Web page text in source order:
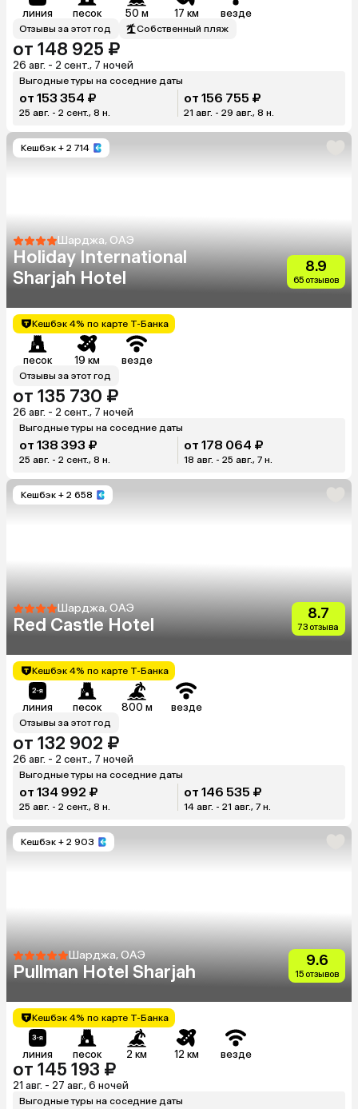
линия песок 50 м 17 км везде
Отзывы за этот год Собственный пляж
от 148 925 ₽
26 авг. - 2 сент., 7 ночей
Выгодные туры на соседние даты
от 153 354 ₽
25 авг. - 2 сент., 8 н.
от 156 755 ₽
21 авг. - 29 авг., 8 н.
Кешбэк + 2 714
Шарджа, ОАЭ
Holiday International
Sharjah Hotel
8.9
65 отзывов
Кешбэк 4% по карте Т-Банка
песок 19 км везде
Отзывы за этот год
от 135 730 ₽
26 авг. - 2 сент., 7 ночей
Выгодные туры на соседние даты
от 138 393 ₽
25 авг. - 2 сент., 8 н.
от 178 064 ₽
18 авг. - 25 авг., 7 н.
Кешбэк + 2 658
Шарджа, ОАЭ
Red Castle Hotel
8.7
73 отзыва
Кешбэк 4% по карте Т-Банка
линия песок 800 м везде
Отзывы за этот год
от 132 902 ₽
26 авг. - 2 сент., 7 ночей
Выгодные туры на соседние даты
от 134 992 ₽
25 авг. - 2 сент., 8 н.
от 146 535 ₽
14 авг. - 21 авг., 7 н.
Кешбэк + 2 903
Шарджа, ОАЭ
Pullman Hotel Sharjah
9.6
15 отзывов
Кешбэк 4% по карте Т-Банка
линия песок 2 км 12 км везде
от 145 193 ₽
21 авг. - 27 авг., 6 ночей
Выгодные туры на соседние даты